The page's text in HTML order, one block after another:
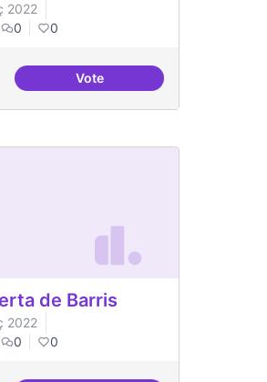
2022
0 0
VoteSalut Comunitària
de Barris
2022
0 0